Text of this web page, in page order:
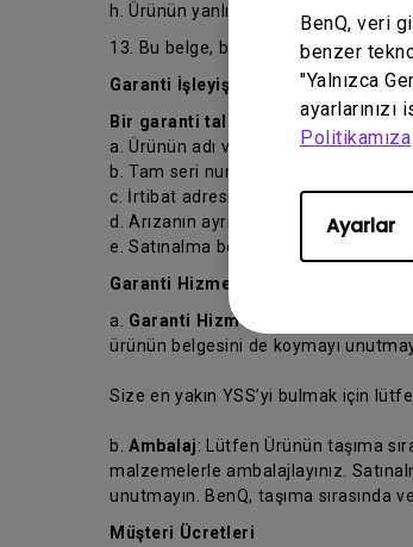
BenQ, veri
benzer
"Yalnızca
Politikamıza
Ayarlar
h. Ürünün yanlış kullanılması veya
13. Bu belge, bu belgenin ilgili olduğu
Garanti İşleyişi
Bir garanti talebi başlatmadan
a. Ürünün adı veya model numarası;
b. Tam seri numarası;
c. İrtibat adresiniz, e-postanız,
d. Arızanın ayrıntılı açıklaması ve
e. Satınalma belgesi.
Garanti Hizmeti Almak İçin.
a. Garanti Hizmeti
: Garanti hizmeti
ürünün belgesini de koymayı
Size en yakın YSS’yi bulmak için
b. Ambalaj: Lütfen Ürünün taşıma
malzemelerle ambalajlayınız.
unutmayın. BenQ, taşıma
Müşteri Ücretleri